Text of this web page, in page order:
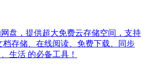
盘，提供超大免费云存储空间，支持
档存储、在线阅读、免费下载、同步
生活 的必备工具！